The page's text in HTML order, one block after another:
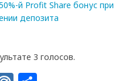
3 голосов.